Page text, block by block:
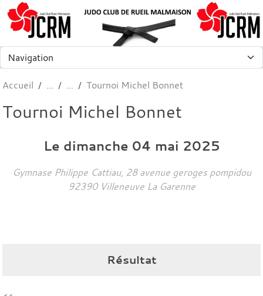
Accueil Tournoi Michel Bonnet
Tournoi Michel Bonnet
Le dimanche 04 mai 2025
Gymnase Philippe Cattiau, 28 avenue geroges pompidou
92390 Villeneuve La Garenne
Résultat
Panneau de gestion des cookies